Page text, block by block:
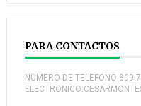
PARA CONTACTOS
NUMERO DE